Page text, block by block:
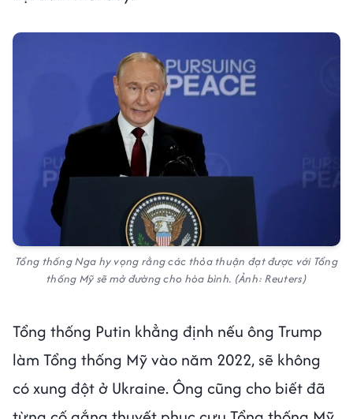
Tổng thống Nga hy vọng rằng các thỏa thuận đạt được với Tổng
thống Mỹ sẽ mở đường cho hòa bình. (Ảnh: Reuters)
Tổng thống Putin khẳng định nếu ông Trump
làm Tổng thống Mỹ vào năm 2022, sẽ không
có xung đột ở Ukraine. Ông cũng cho biết đã